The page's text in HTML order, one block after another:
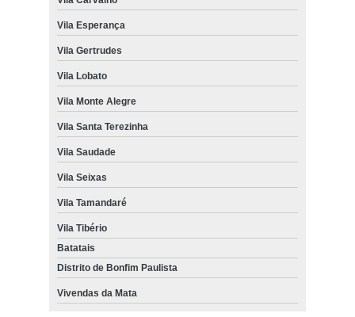
Vila Esperança
Vila Gertrudes
Vila Lobato
Vila Monte Alegre
Vila Santa Terezinha
Vila Saudade
Vila Seixas
Vila Tamandaré
Vila Tibério
Batatais
Distrito de Bonfim Paulista
Vivendas da Mata